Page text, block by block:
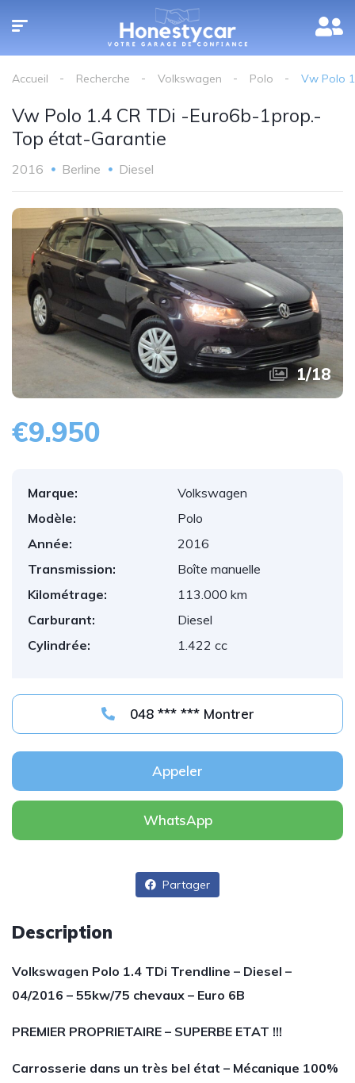
Accueil Recherche Volkswagen Polo Vw Polo
Vw Polo 1.4 CR TDi -Euro6b-1prop.-
Top état-Garantie
2016 Berline Diesel
1/18
€9.950
Marque:
Volkswagen
Modèle:
Polo
Année:
2016
Transmission:
Boîte manuelle
Kilométrage:
113.000 km
Carburant:
Diesel
Cylindrée:
1.422 cc
048 *** *** Montrer
Appeler
WhatsApp
Partager
Description
Volkswagen Polo 1.4 TDi Trendline – Diesel –
04/2016 – 55kw/75 chevaux – Euro 6B
PREMIER PROPRIETAIRE – SUPERBE ETAT !!!
Carrosserie dans un très bel état – Mécanique 100%